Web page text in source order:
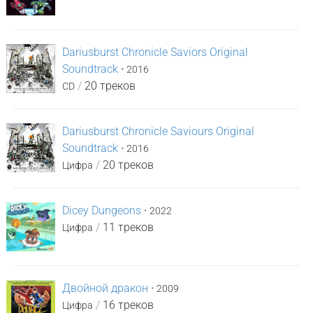
Dariusburst Chronicle Saviors Original
Soundtrack • 2016
CD / 20 треков
Dariusburst Chronicle Saviours Original
Soundtrack • 2016
Цифра / 20 треков
Dicey Dungeons • 2022
Цифра / 11 треков
Двойной дракон • 2009
Цифра / 16 треков